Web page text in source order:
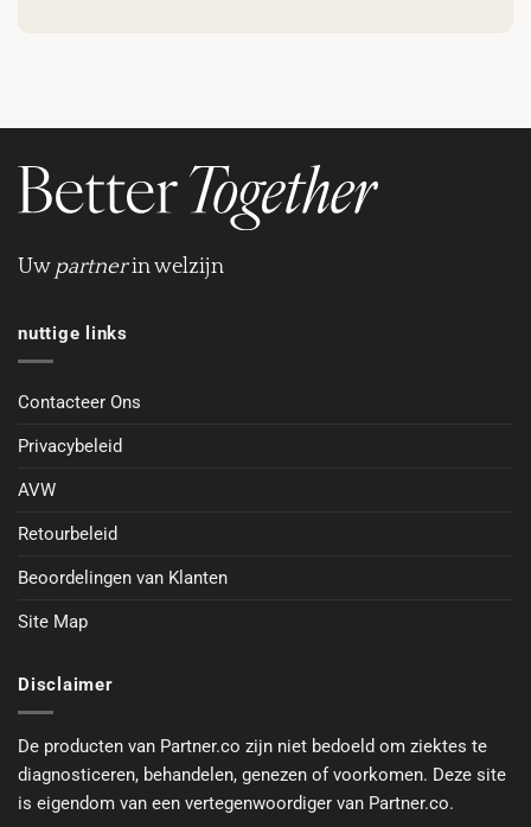
Uw partnerin welzijn
nuttige links
Contacteer Ons
Privacybeleid
AVW
Retourbeleid
Beoordelingen van Klanten
Site Map
Disclaimer
De producten van Partner.co zijn niet bedoeld om ziektes te
diagnosticeren, behandelen, genezen of voorkomen. Deze site
is eigendom van een vertegenwoordiger van Partner.co.